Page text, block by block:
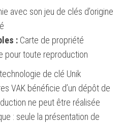
avec son jeu de clés d’origine
: Carte de propriété
pour toute reproduction
de clé Unik
VAK bénéficie d’un dépôt de
ne peut être réalisée
: seule la présentation de